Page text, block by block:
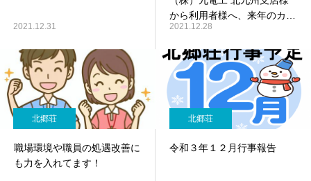
2021.12.31
から利用者様へ、来年のカレ
ンダーや手帳をいただきまし
2021.12.28
北郷荘
職場環境や職員の処遇改善に
も力を入れてます！
北郷荘
令和３年１２月行事報告